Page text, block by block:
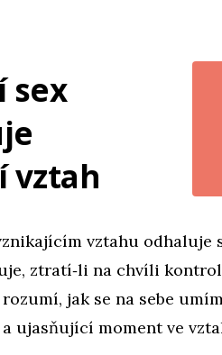
sex
vztah
vztahu
ztratí‑li na chvíli
jak se na sebe
ujasňující moment ve